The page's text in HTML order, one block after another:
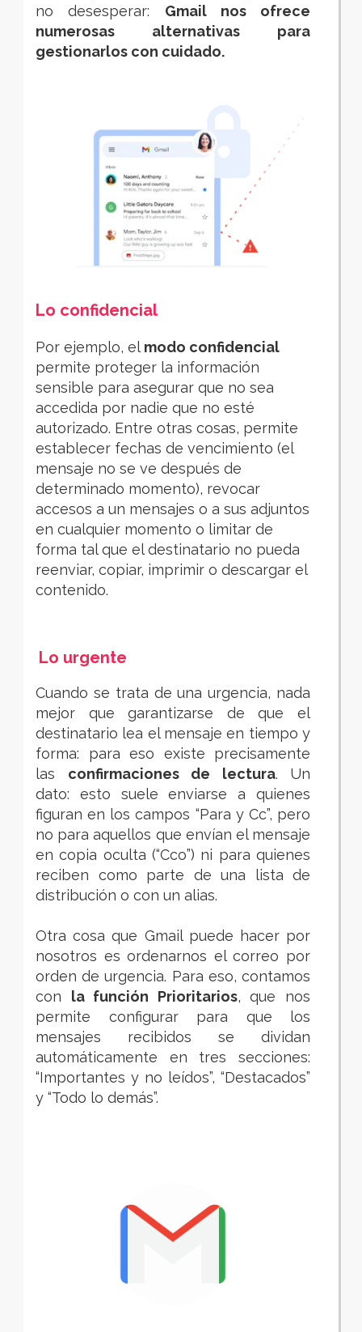
no desesperar: Gmail nos ofrece
numerosas alternativas para
gestionarlos con cuidado.
Lo confidencial
Por ejemplo, elmodo confidencial
permite proteger la información
sensible para asegurar que no sea
accedida por nadie que no esté
autorizado. Entre otras cosas, permite
establecer fechas de vencimiento (el
mensaje no se ve después de
determinado momento), revocar
accesos a un mensajes o a sus adjuntos
en cualquier momento o limitar de
forma tal que el destinatario no pueda
reenviar, copiar, imprimir o descargar el
contenido.
Lo urgente
Cuando se trata de una urgencia, nada
mejor que garantizarse de que el
destinatario lea el mensaje en tiempo y
forma: para eso existe precisamente
las confirmaciones de lectura. Un
dato: esto suele enviarse a quienes
figuran en los campos “Para y Cc”, pero
no para aquellos que envían el mensaje
en copia oculta (“Cco”) ni para quienes
reciben como parte de una lista de
distribución o con un alias.
Otra cosa que Gmail puede hacer por
nosotros es ordenarnos el correo por
orden de urgencia. Para eso, contamos
con la función Prioritarios, que nos
permite configurar para que los
mensajes recibidos se dividan
automáticamente en tres secciones:
“Importantes y no leídos”, “Destacados”
y “Todo lo demás”.